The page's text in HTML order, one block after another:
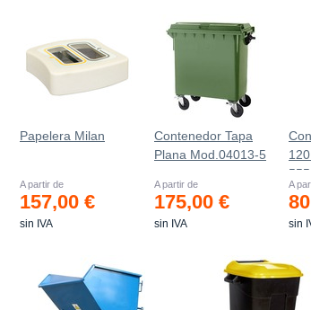
Papelera Milan
A partir de
157,00 €
sin IVA
Contenedor Tapa
Plana Mod.04013-5
A partir de
175,00 €
sin IVA
A
sin